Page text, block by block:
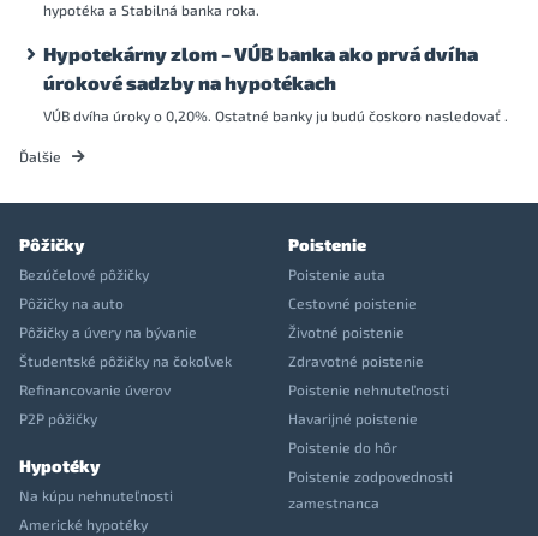
hypotéka a Stabilná banka roka.
Hypotekárny zlom – VÚB banka ako prvá dvíha
úrokové sadzby na hypotékach
VÚB dvíha úroky o 0,20%. Ostatné banky ju budú čoskoro nasledovať .
Ďalšie
Pôžičky
Bezúčelové pôžičky
Pôžičky na auto
Pôžičky a úvery na bývanie
Študentské pôžičky na čokoľvek
Refinancovanie úverov
P2P pôžičky
Hypotéky
Na kúpu nehnuteľnosti
Americké hypotéky
Poistenie
Poistenie auta
Cestovné poistenie
Životné poistenie
Zdravotné poistenie
Poistenie nehnuteľnosti
Havarijné poistenie
Poistenie do hôr
Poistenie zodpovednosti
zamestnanca